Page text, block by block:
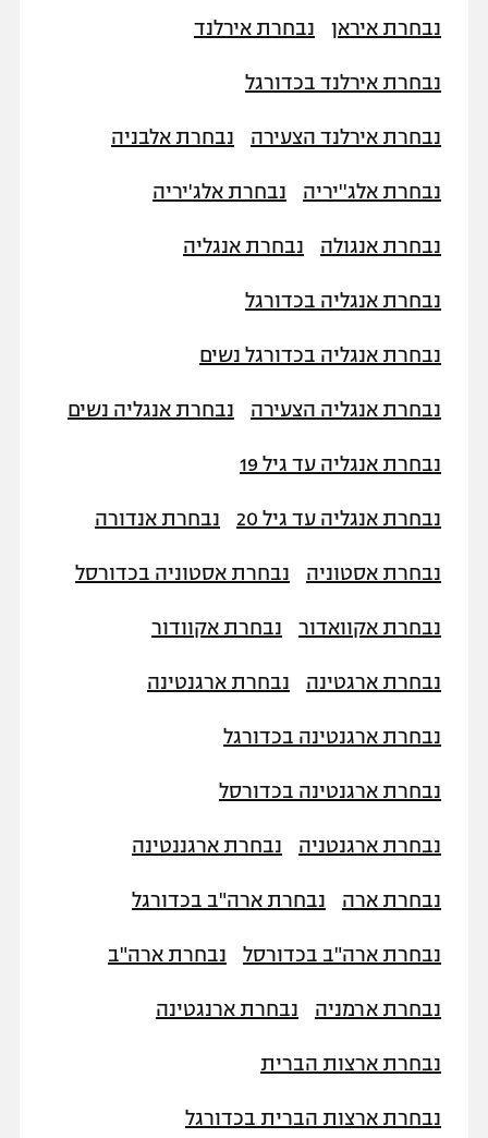
נבחרת איראן נבחרת אירלנד
נבחרת אירלנד בכדורגל
נבחרת אירלנד הצעירה נבחרת אלבניה
נבחרת אלג''יריה נבחרת אלג'יריה
נבחרת אנגולה נבחרת אנגליה
נבחרת אנגליה בכדורגל
נבחרת אנגליה בכדורגל נשים
נבחרת אנגליה הצעירה נבחרת אנגליה נשים
נבחרת אנגליה עד גיל 19
נבחרת אנגליה עד גיל 20 נבחרת אנדורה
נבחרת אסטוניה נבחרת אסטוניה בכדורסל
נבחרת אקוואדור נבחרת אקוודור
נבחרת ארגטינה נבחרת ארגנטינה
נבחרת ארגנטינה בכדורגל
נבחרת ארגנטינה בכדורסל
נבחרת ארגנטניה נבחרת ארגננטינה
נבחרת ארה נבחרת ארה"ב בכדורגל
נבחרת ארה"ב בכדורסל נבחרת ארה"ב
נבחרת ארמניה נבחרת ארנגטינה
נבחרת ארצות הברית
נבחרת ארצות הברית בכדורגל